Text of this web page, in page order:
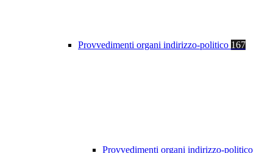
Provvedimenti organi indirizzo-politico 167
Provvedimenti organi indirizzo-politico